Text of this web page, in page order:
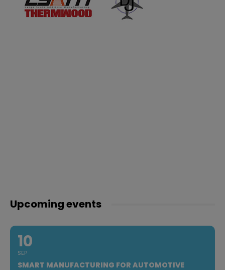
Upcoming events
10
SEP
SMART MANUFACTURING FOR AUTOMOTIVE